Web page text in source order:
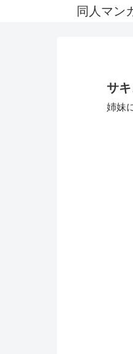
同人マン
サ
姉妹